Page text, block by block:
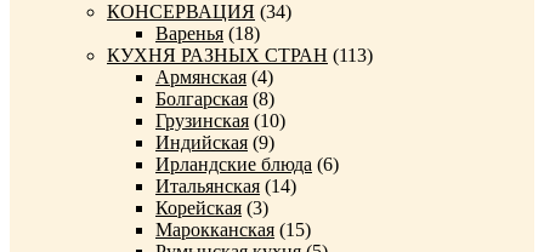
КОНСЕРВАЦИЯ (34)
Варенья (18)
КУХНЯ РАЗНЫХ СТРАН (113)
Армянская (4)
Болгарская (8)
Грузинская (10)
Индийская (9)
Ирландские блюда (6)
Итальянская (14)
Корейская (3)
Марокканская (15)